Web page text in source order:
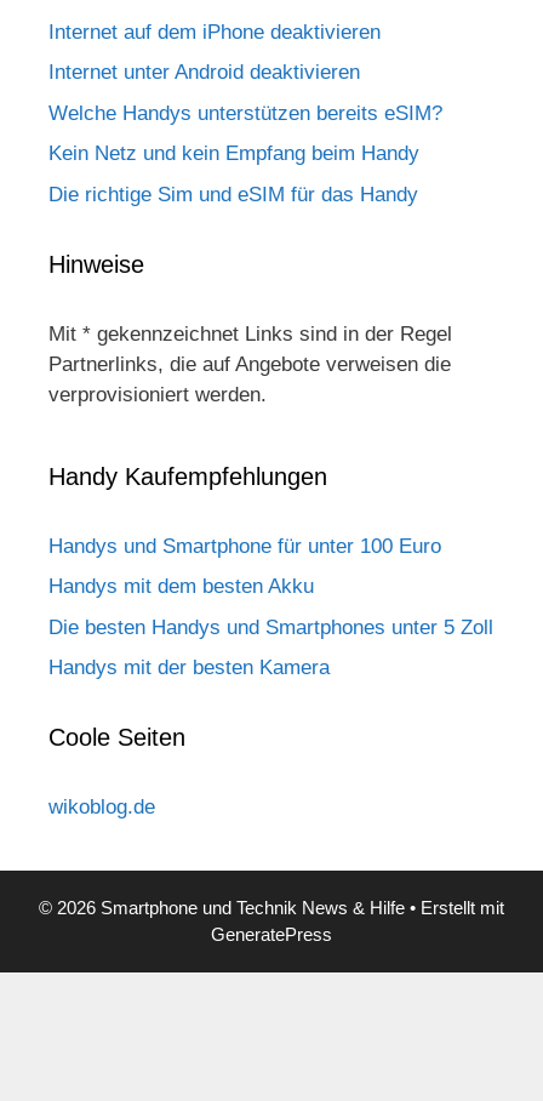
Internet auf dem iPhone deaktivieren
Internet unter Android deaktivieren
Welche Handys unterstützen bereits eSIM?
Kein Netz und kein Empfang beim Handy
Die richtige Sim und eSIM für das Handy
Hinweise
Mit * gekennzeichnet Links sind in der Regel
Partnerlinks, die auf Angebote verweisen die
verprovisioniert werden.
Handy Kaufempfehlungen
Handys und Smartphone für unter 100 Euro
Handys mit dem besten Akku
Die besten Handys und Smartphones unter 5 Zoll
Handys mit der besten Kamera
Coole Seiten
wikoblog.de
© 2026 Smartphone und Technik News & Hilfe • Erstellt mit
GeneratePress